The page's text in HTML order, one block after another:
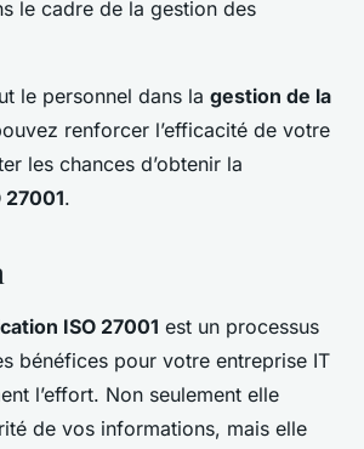
le cadre de la gestion des
le personnel dans la gestion de la
renforcer l’efficacité de votre
les chances d’obtenir la
.
ISO 27001 est un processus
bénéfices pour votre entreprise IT
l’effort. Non seulement elle
de vos informations, mais elle